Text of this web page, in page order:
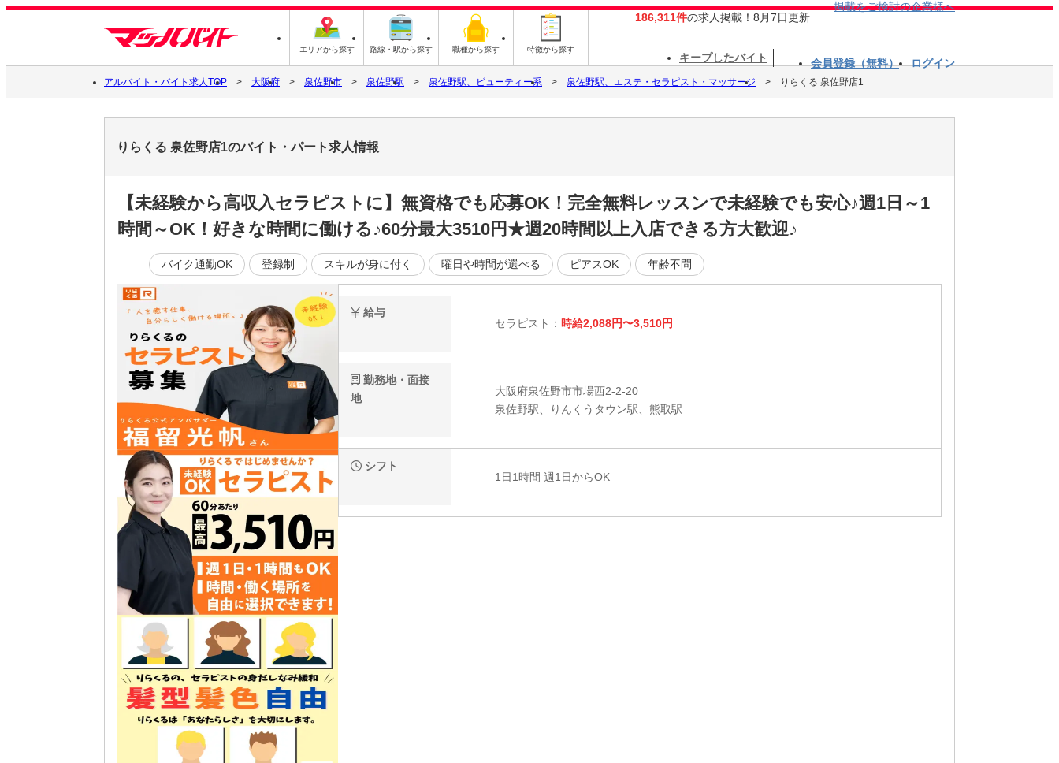
エリアから探す 路線・駅から探す 職種から探す 特徴から探す
186,311件の求人掲載！8月7日更新
掲載をご検討の企業様へ
キープしたバイト 会員登録（無料） ログイン
アルバイト・バイト求人TOP 大阪府 泉佐野市 泉佐野駅 泉佐野駅、ビューティー系 泉佐野駅、エステ・セラピスト・マッサージ りらくる 泉佐野店1
りらくる 泉佐野店1のバイト・パート求人情報
【未経験から高収入セラピストに】無資格でも応募OK！完全無料レッスンで未経験でも安心♪週1日～1
時間～OK！好きな時間に働ける♪60分最大3510円★週20時間以上入店できる方大歓迎♪
バイク通勤OK 登録制 スキルが身に付く 曜日や時間が選べる ピアスOK 年齢不問
給与
セラピスト： 時給2,088円〜3,510円
勤務地・面接
地
大阪府泉佐野市市場西2-2-20
泉佐野駅、りんくうタウン駅、熊取駅
シフト
1日1時間 週1日からOK